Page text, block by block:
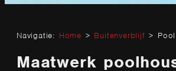
Navigatie: Home > Buitenverblijf >
Maatwerk